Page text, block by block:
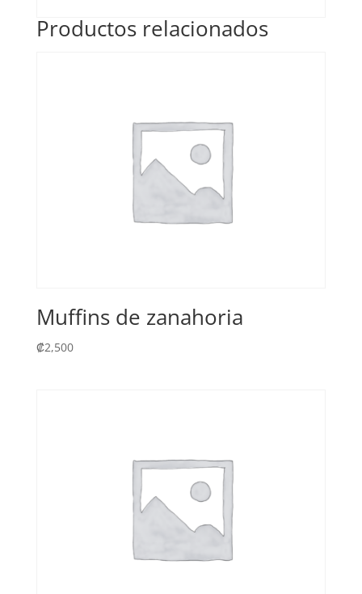
Productos relacionados
Muffins de zanahoria
₡2,500